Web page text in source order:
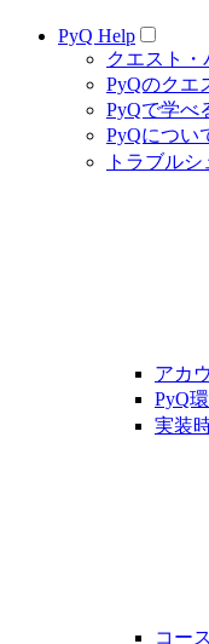
PyQ Help
クエスト
PyQのクエ
PyQで学べ
PyQについ
トラブル
アカ
PyQ
実装
コー